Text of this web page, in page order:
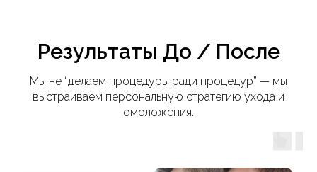
Результаты До / После
Мы не “делаем процедуры ради процедур” — мы
выстраиваем персональную стратегию ухода и
омоложения.